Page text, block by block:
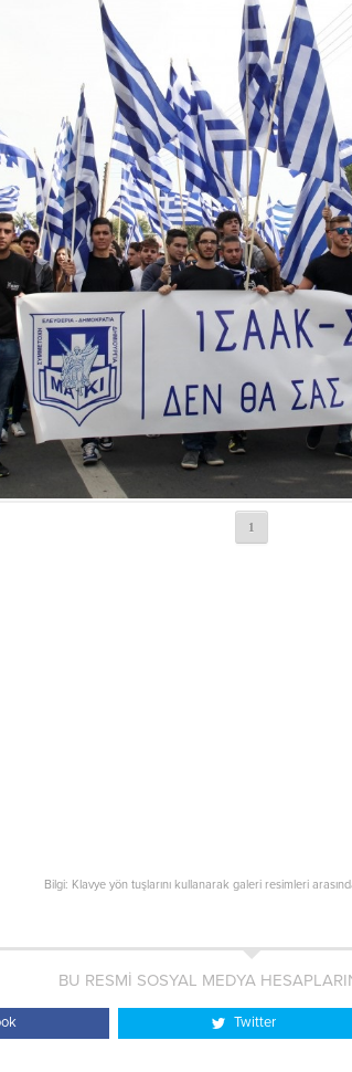
1
Bilgi: Klavye yön tuşlarını kullanarak galeri resimleri
BU RESMİ SOSYAL MEDYA
Twitter